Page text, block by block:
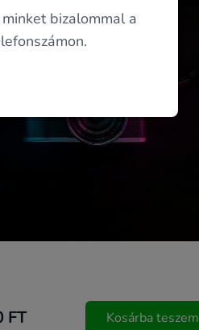
FT Kosárba teszem
bizalommal a